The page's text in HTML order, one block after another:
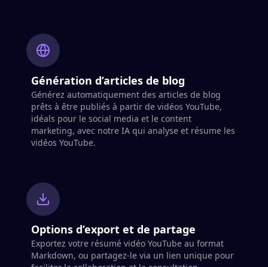
Génération d’articles de blog
Générez automatiquement des articles de blog
prêts à être publiés à partir de vidéos YouTube,
idéals pour le social media et le content
marketing, avec notre IA qui analyse et résume les
vidéos YouTube.
Options d’export et de partage
Exportez votre résumé vidéo YouTube au format
Markdown, ou partagez-le via un lien unique pour